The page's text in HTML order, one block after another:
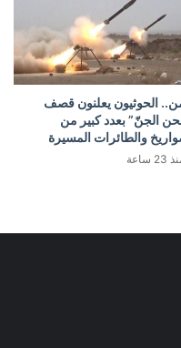
الحوثيون يعلنون قصف
الجنّ” بعدد كبير من
والطائرات المسيرة
ساعة